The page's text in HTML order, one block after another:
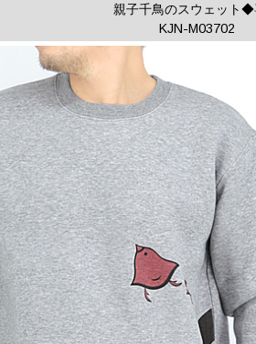
親子千鳥のスウェット◆
KJN-M03702